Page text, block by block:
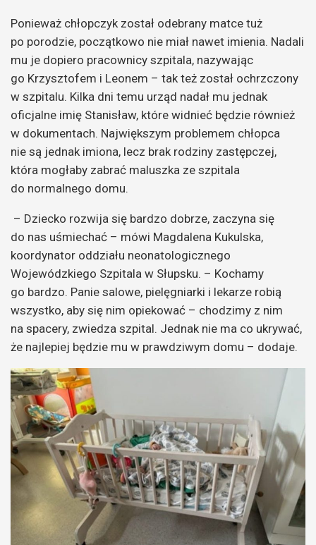
Ponieważ chłopczyk został odebrany matce tuż
po porodzie, początkowo nie miał nawet imienia. Nadali
mu je dopiero pracownicy szpitala, nazywając
go Krzysztofem i Leonem – tak też został ochrzczony
w szpitalu. Kilka dni temu urząd nadał mu jednak
oficjalne imię Stanisław, które widnieć będzie również
w dokumentach. Największym problemem chłopca
nie są jednak imiona, lecz brak rodziny zastępczej,
która mogłaby zabrać maluszka ze szpitala
do normalnego domu.
– Dziecko rozwija się bardzo dobrze, zaczyna się
do nas uśmiechać – mówi Magdalena Kukulska,
koordynator oddziału neonatologicznego
Wojewódzkiego Szpitala w Słupsku. – Kochamy
go bardzo. Panie salowe, pielęgniarki i lekarze robią
wszystko, aby się nim opiekować – chodzimy z nim
na spacery, zwiedza szpital. Jednak nie ma co ukrywać,
że najlepiej będzie mu w prawdziwym domu – dodaje.